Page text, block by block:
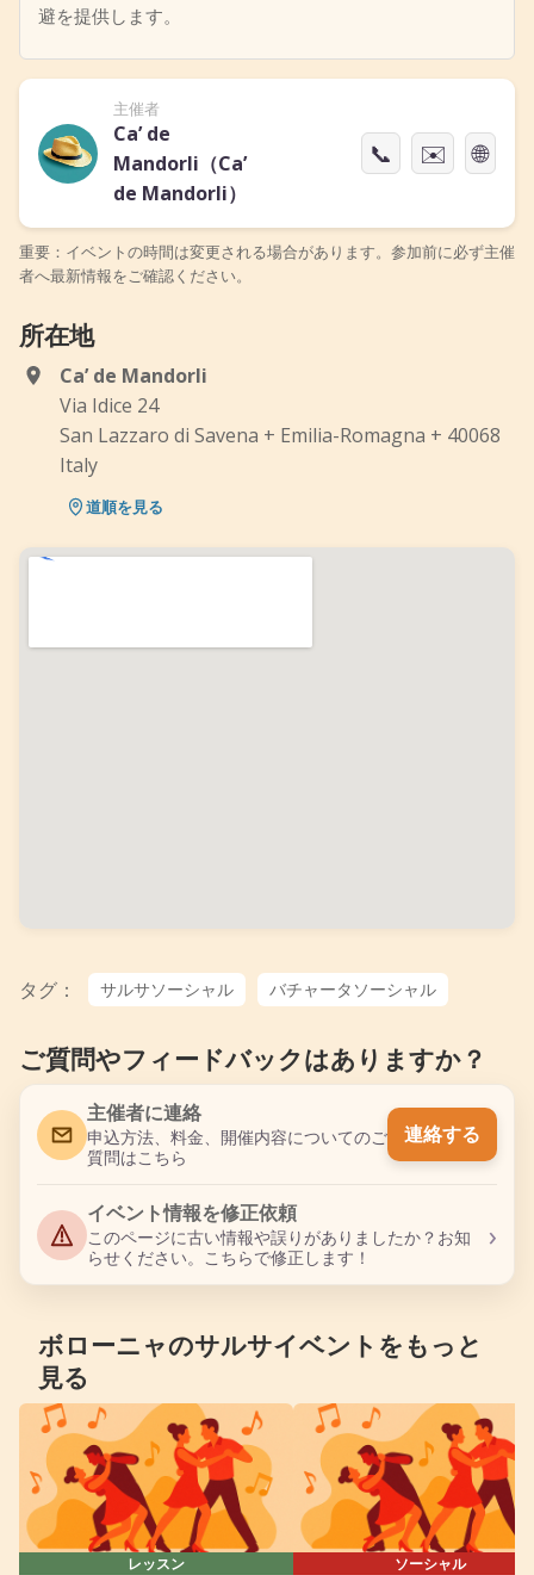
避を提供します。
主催者
Ca’ de
Mandorli（Ca’
de Mandorli）
📞 ✉️ 🌐
重要：イベントの時間は変更される場合があります。参加前に必ず主催
者へ最新情報をご確認ください。
所在地
Ca’ de Mandorli
Via Idice 24
San Lazzaro di Savena + Emilia-Romagna + 40068
Italy
道順を見る
タグ： サルサソーシャル バチャータソーシャル
ご質問やフィードバックはありますか？
主催者に連絡
申込方法、料金、開催内容についてのご
質問はこちら
連絡する
イベント情報を修正依頼
このページに古い情報や誤りがありましたか？お知
らせください。こちらで修正します！
›
ボローニャのサルサイベントをもっと
見る
レッスン ソーシャル